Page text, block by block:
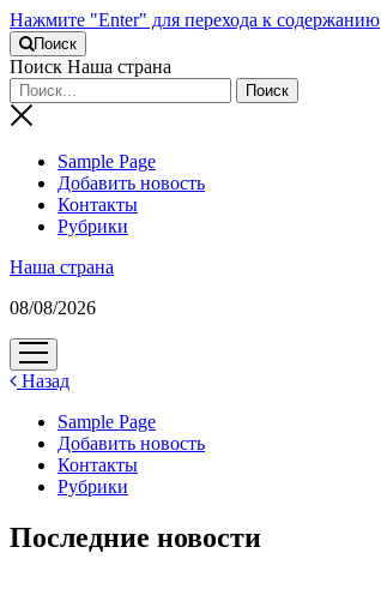
Нажмите "Enter" для перехода к содержанию
Поиск
Поиск Наша страна
Sample Page
Добавить новость
Контакты
Рубрики
Наша страна
08/08/2026
открыть
меню
Назад
Sample Page
Добавить новость
Контакты
Рубрики
Последние новости